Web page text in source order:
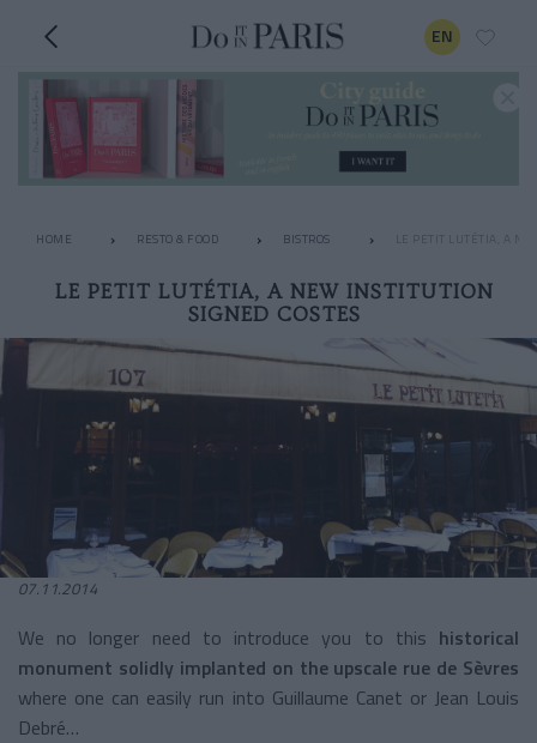
EN
HOME RESTO & FOOD BISTROS LE PETIT LUTÉTIA, A
LE PETIT LUTÉTIA, A NEW INSTITUTION
SIGNED COSTES
07.11.2014
We no longer need to introduce you to this historical
monument solidly implanted on the upscale rue de Sèvres
where one can easily run into Guillaume Canet or Jean Louis
Debré…